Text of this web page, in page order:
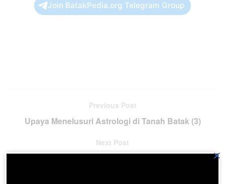
Join BatakPedia.org Telegram Group
Previous Post
Upaya Menelusuri Astrologi di Tanah Batak (3)
Next Post
Humor ala Batak, Indonesia Lebih Canggih ×